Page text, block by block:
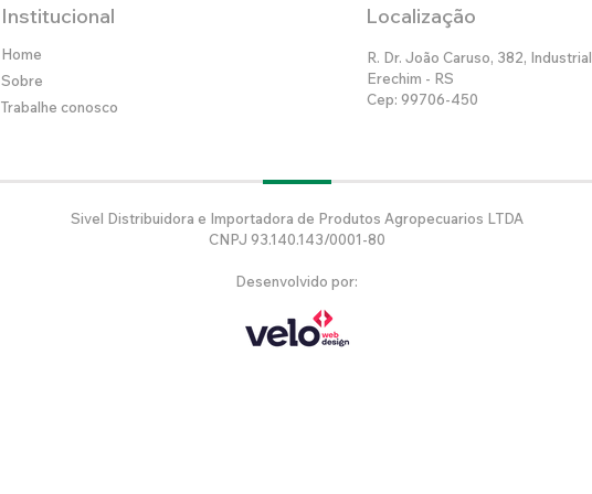
Institucional
Home
Sobre
Trabalhe conosco
Localização
R. Dr. João Caruso, 382, Industrial
Erechim - RS
Cep: 99706-450
Sivel Distribuidora e Importadora de Produtos Agropecuarios LTDA
CNPJ 93.140.143/0001-80
Desenvolvido por: